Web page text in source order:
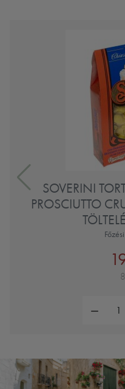
SOVERINI
PROSCIUTTO